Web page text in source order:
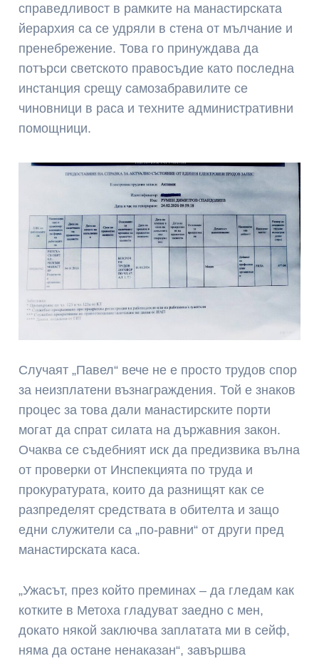
справедливост в рамките на манастирската
йерархия са се удряли в стена от мълчание и
пренебрежение. Това го принуждава да
потърси светското правосъдие като последна
инстанция срещу самозабравилите се
чиновници в раса и техните административни
помощници.
Случаят „Павел“ вече не е просто трудов спор
за неизплатени възнаграждения. Той е знаков
процес за това дали манастирските порти
могат да спрат силата на държавния закон.
Очаква се съдебният иск да предизвика вълна
от проверки от Инспекцията по труда и
прокуратурата, които да разнищят как се
разпределят средствата в обителта и защо
едни служители са „по-равни“ от други пред
манастирската каса.
„Ужасът, през който преминах – да гледам как
котките в Метоха гладуват заедно с мен,
докато някой заключва заплатата ми в сейф,
няма да остане ненаказан“, завършва